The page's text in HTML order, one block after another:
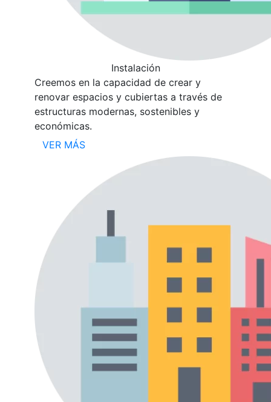
Instalación
Creemos en la capacidad de crear y
renovar espacios y cubiertas a través de
estructuras modernas, sostenibles y
económicas.
VER MÁS